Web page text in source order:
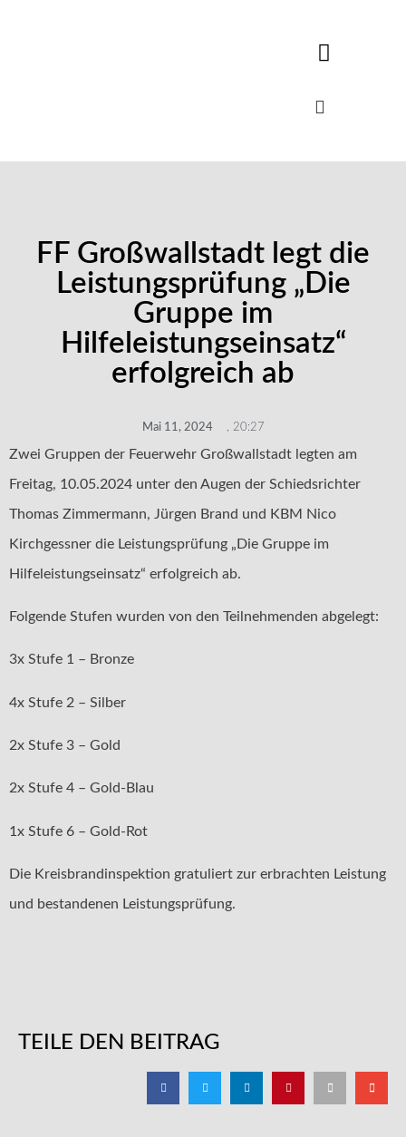
FF Großwallstadt legt die
Leistungsprüfung „Die
Gruppe im
Hilfeleistungseinsatz“
erfolgreich ab
Mai 11, 2024 20:27
Zwei Gruppen der Feuerwehr Großwallstadt legten am
Freitag, 10.05.2024 unter den Augen der Schiedsrichter
Thomas Zimmermann, Jürgen Brand und KBM Nico
Kirchgessner die Leistungsprüfung „Die Gruppe im
Hilfeleistungseinsatz“ erfolgreich ab.
Folgende Stufen wurden von den Teilnehmenden abgelegt:
3x Stufe 1 – Bronze
4x Stufe 2 – Silber
2x Stufe 3 – Gold
2x Stufe 4 – Gold-Blau
1x Stufe 6 – Gold-Rot
Die Kreisbrandinspektion gratuliert zur erbrachten Leistung
und bestandenen Leistungsprüfung.
TEILE DEN BEITRAG